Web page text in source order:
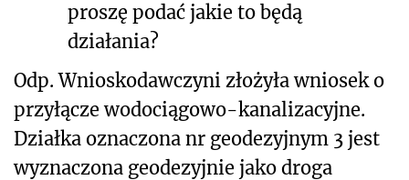
proszę podać jakie to będą
działania?
Odp. Wnioskodawczyni złożyła wniosek o
przyłącze wodociągowo-kanalizacyjne.
Działka oznaczona nr geodezyjnym 3 jest
wyznaczona geodezyjnie jako droga